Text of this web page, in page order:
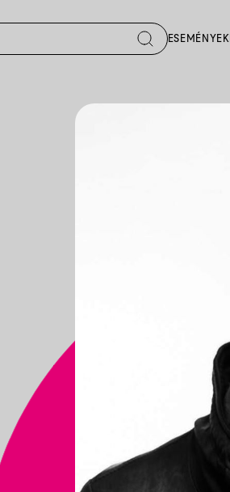
ESEMÉNYEK